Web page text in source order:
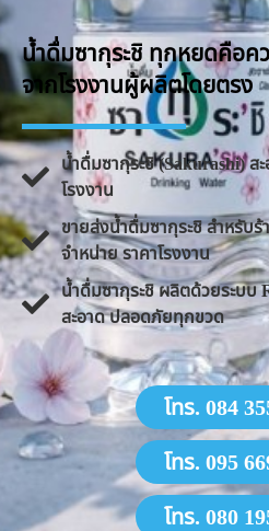
น้ำดื่มซากุระชิ ทุกหยดคือคว
จากโรงงานผู้ผลิตโดยตรง
น้ำดื่มซากุระชิ (Sakurashi) ส
โรงงาน
ขายส่งน้ำดื่มซากุระชิ สำหรับร้
จำหน่าย ราคาโรงงาน
น้ำดื่มซากุระชิ ผลิตด้วยระบบ
สะอาด ปลอดภัยทุกขวด
โทร. 084
โทร. 095
โทร. 080